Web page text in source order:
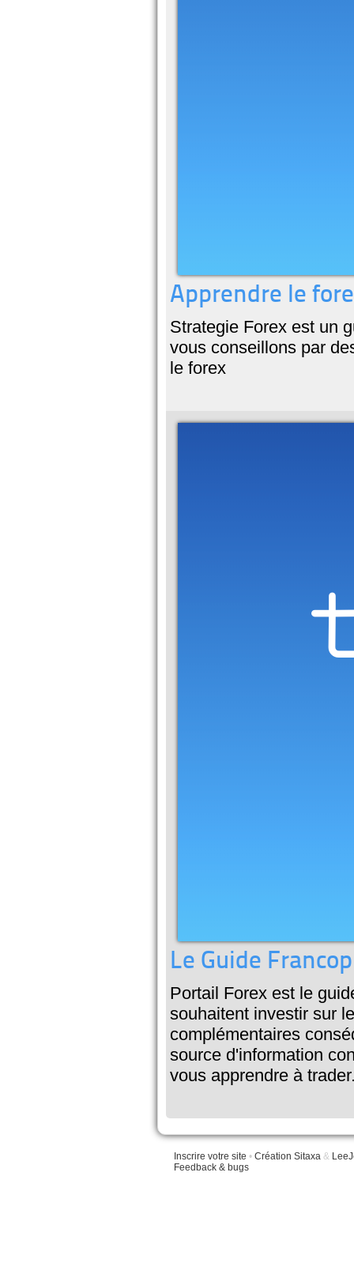
Apprendre le
Strategie Forex est un
vous conseillons par
le forex
Le Guide
Portail Forex est le
souhaitent investir sur
complémentaires
source d'information
vous apprendre à
Inscrire votre site • Création Sitaxa &
Feedback & bugs